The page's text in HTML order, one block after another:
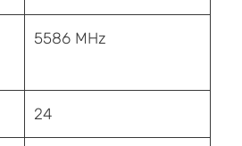
5586 MHz
24